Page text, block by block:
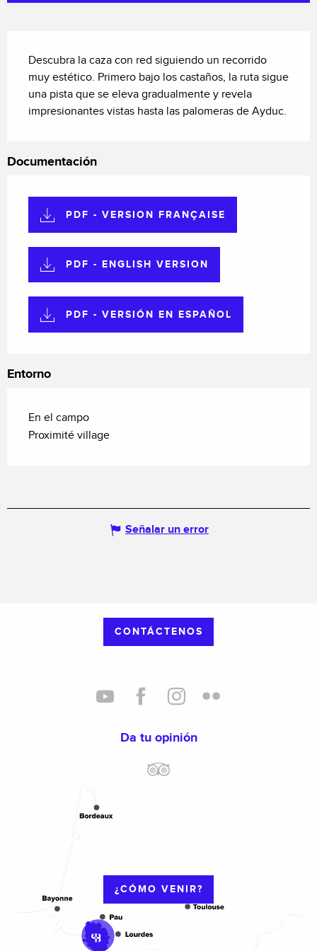
Descubra la caza con red siguiendo un recorrido
muy estético. Primero bajo los castaños, la ruta sigue
una pista que se eleva gradualmente y revela
impresionantes vistas hasta las palomeras de Ayduc.
Documentación
PDF - VERSION FRANÇAISE
PDF - ENGLISH VERSION
PDF - VERSIÓN EN ESPAÑOL
Entorno
En el campo
Proximité village
Señalar un error
CONTÁCTENOS
Da tu opinión
¿CÓMO VENIR?